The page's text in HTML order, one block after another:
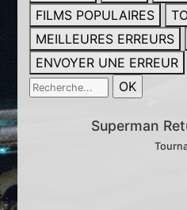
FILMS POPULAIRES
MEILLEURES ERREURS
ENVOYER UNE ERREUR
Superman